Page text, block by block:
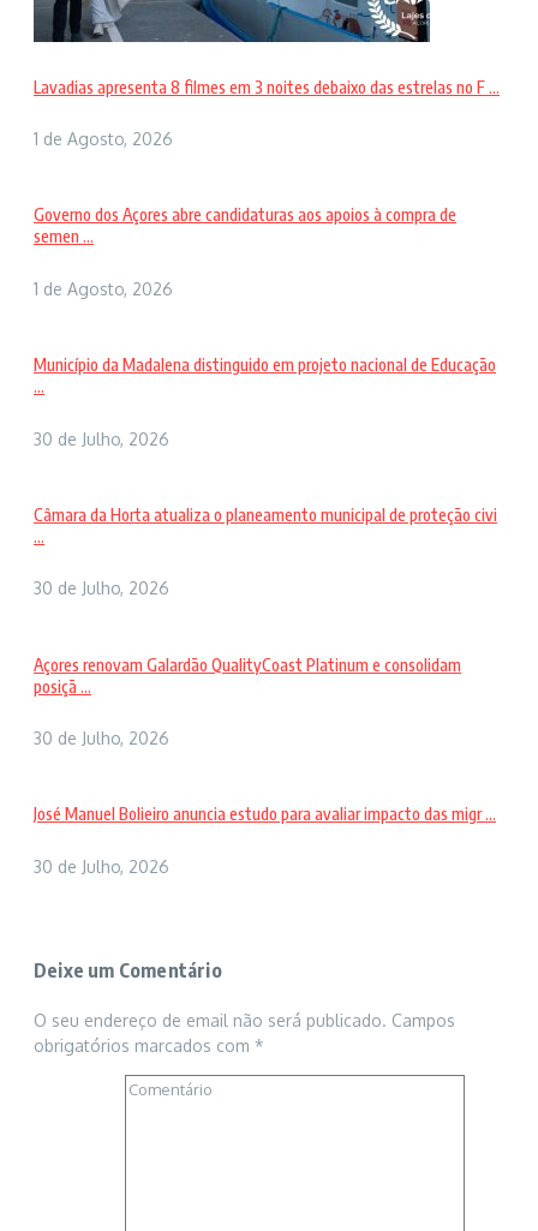
Lavadias apresenta 8 filmes em 3 noites debaixo das estrelas no F ...
1 de Agosto, 2026
Governo dos Açores abre candidaturas aos apoios à compra de
semen ...
1 de Agosto, 2026
Município da Madalena distinguido em projeto nacional de Educação
...
30 de Julho, 2026
Câmara da Horta atualiza o planeamento municipal de proteção civi
...
30 de Julho, 2026
Açores renovam Galardão QualityCoast Platinum e consolidam
posiçã ...
30 de Julho, 2026
José Manuel Bolieiro anuncia estudo para avaliar impacto das migr ...
30 de Julho, 2026
Deixe um Comentário
O seu endereço de email não será publicado. Campos
obrigatórios marcados com *